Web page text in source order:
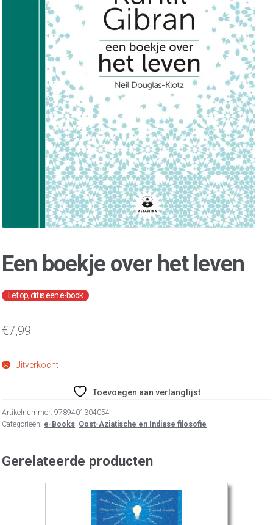
Een boekje over het leven
€7,99
Uitverkocht
Toevoegen aan verlanglijst
Artikelnummer: 9789401304054
Categorieën: e-Books, Oost-Aziatische en Indiase filosofie
Gerelateerde producten